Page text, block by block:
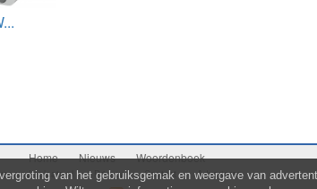
Home Nieuws Woordenboek
mediaplaats.nl Privacy Contact Adverteren
van het gebruiksgemak en weergave van